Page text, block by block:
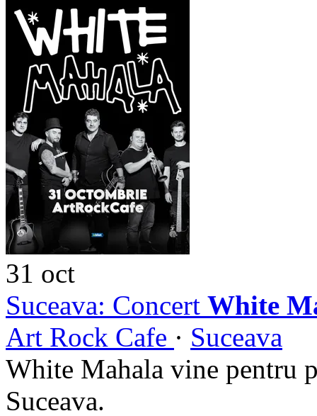
31 oct
Suceava: Concert White
Art Rock Cafe · Suceava
White Mahala vine pentru
Suceava.